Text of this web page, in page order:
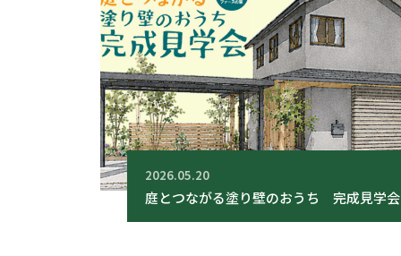
2026.05.20
庭とつながる塗り壁のおうち 完成見学会